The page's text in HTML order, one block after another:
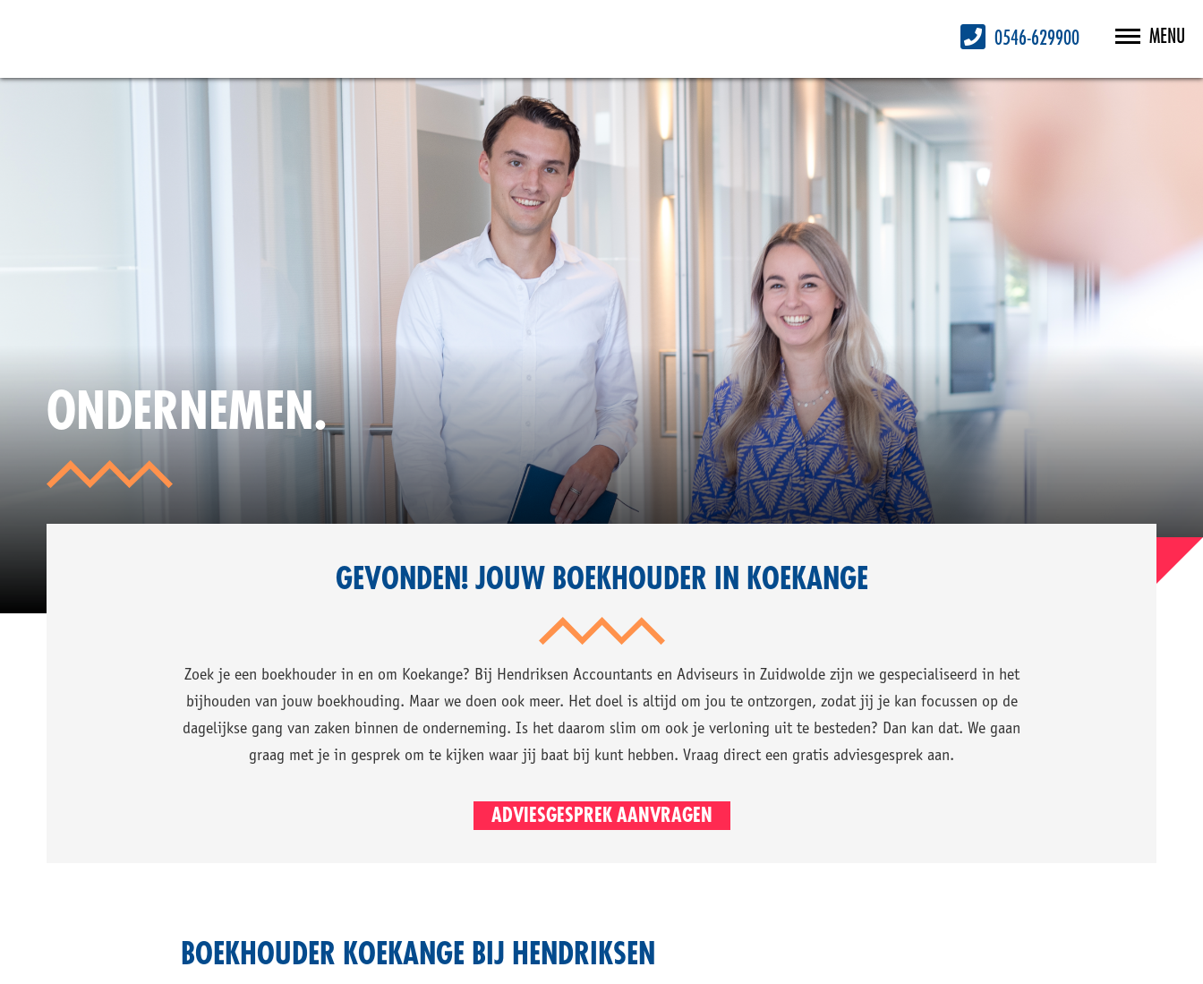
MENU
0546-629900
ONDERNEMEN. MET
KENNERS
VAN
ZAKEN.
MET
VERTROUWEN.
IN
KOEKANGE.
GEVONDEN! JOUW BOEKHOUDER IN KOEKANGE
Zoek je een boekhouder in en om Koekange? Bij Hendriksen Accountants en Adviseurs in Zuidwolde zijn we gespecialiseerd in het
bijhouden van jouw boekhouding. Maar we doen ook meer. Het doel is altijd om jou te ontzorgen, zodat jij je kan focussen op de
dagelijkse gang van zaken binnen de onderneming. Is het daarom slim om ook je verloning uit te besteden? Dan kan dat. We gaan
graag met je in gesprek om te kijken waar jij baat bij kunt hebben. Vraag direct een gratis adviesgesprek aan.
ADVIESGESPREK AANVRAGEN
BOEKHOUDER KOEKANGE BIJ HENDRIKSEN